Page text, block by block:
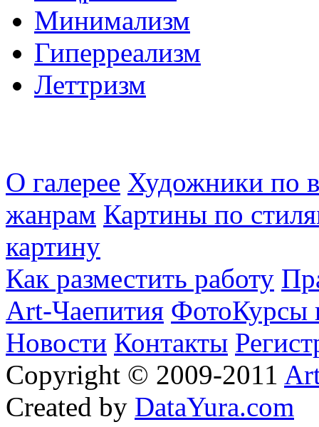
Минимализм
Гиперреализм
Леттризм
О галерее Художники по
жанрам Картины по
картину
Как разместить работу
Art-Чаепития ФотоКурсы
Новости Контакты
Copyright © 2009-2011
Created by DataYura.com